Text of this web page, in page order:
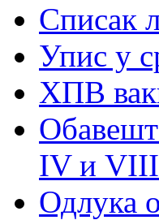
Списак
Упис у
ХПВ
IV и VIII
Одлука